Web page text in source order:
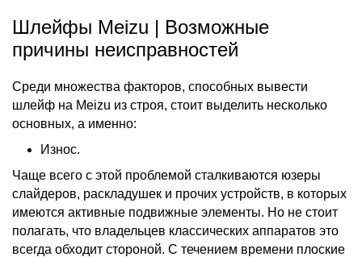
Шлейфы Meizu | Возможные
причины неисправностей
Среди множества факторов, способных вывести
шлейф на Meizu из строя, стоит выделить несколько
основных, а именно:
Износ.
Чаще всего с этой проблемой сталкиваются юзеры
слайдеров, раскладушек и прочих устройств, в которых
имеются активные подвижные элементы. Но не стоит
полагать, что владельцев классических аппаратов это
всегда обходит стороной. С течением времени плоские